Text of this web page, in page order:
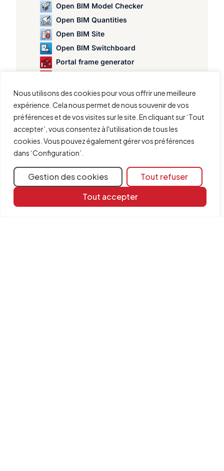
Nous utilisons des cookies pour vous offrir une meilleure
expérience. Cela nous permet de nous souvenir de vos
préférences et de vos visites sur le site. En cliquant sur ‘Tout
accepter’, vous consentez à l'utilisation de tous les
cookies. Vous pouvez également gérer vos préférences
dans ‘Configuration’.
Gestion des cookies
Tout refuser
Tout accepter
Open BIM Model Checker
Open BIM Quantities
Open BIM Site
Open BIM Switchboard
Portal frame generator
StruBIM Box Culverts
StruBIM Cantilever Walls
StruBIM Deep Beams
StruBIM Embedded Walls
StruBIM Shear Walls
Vérification et analyse du poinçonnement dans les dalles